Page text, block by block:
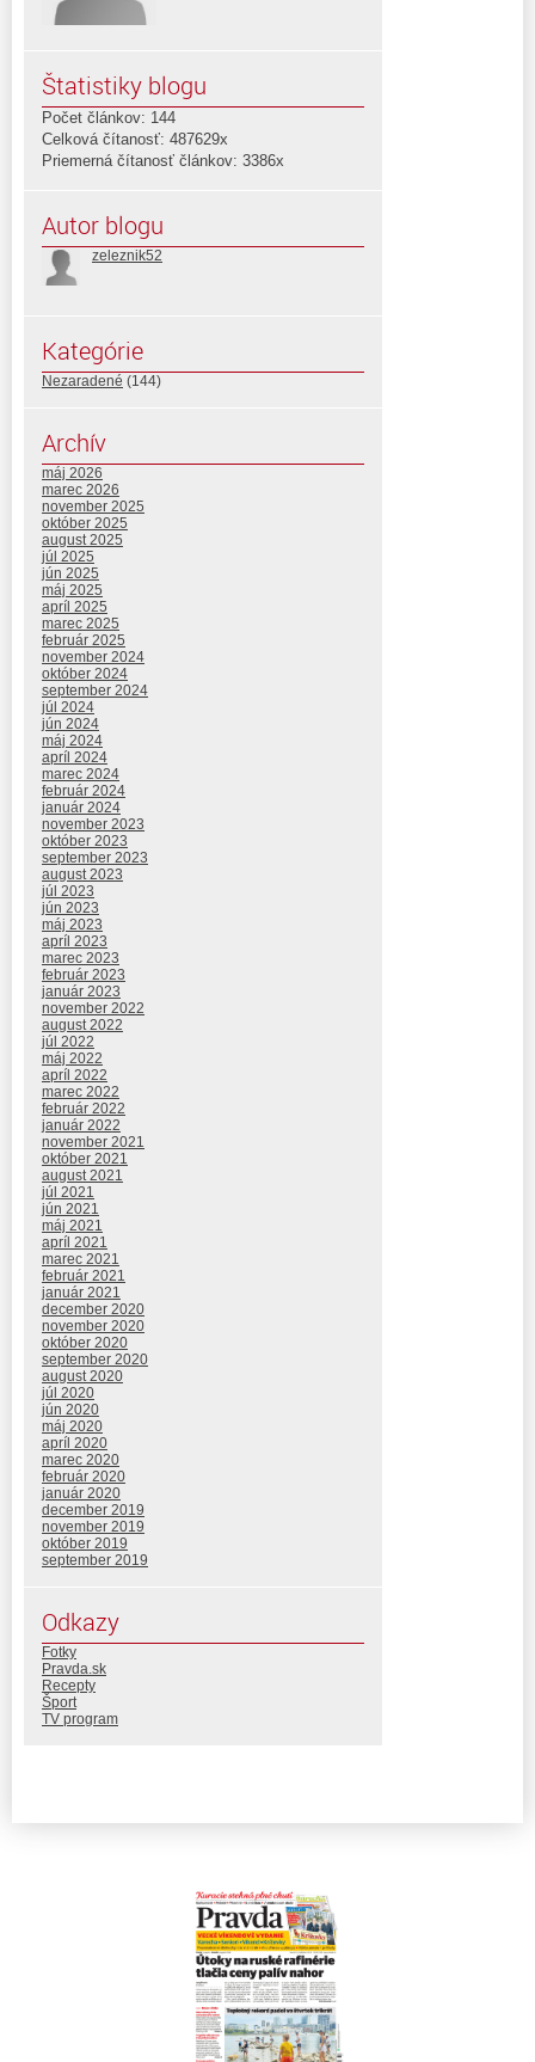
Štatistiky blogu
Počet článkov: 144
Celková čítanosť: 487629x
Priemerná čítanosť článkov: 3386x
Autor blogu
zeleznik52
Kategórie
Nezaradené (144)
Archív
máj 2026
marec 2026
november 2025
október 2025
august 2025
júl 2025
jún 2025
máj 2025
apríl 2025
marec 2025
február 2025
november 2024
október 2024
september 2024
júl 2024
jún 2024
máj 2024
apríl 2024
marec 2024
február 2024
január 2024
november 2023
október 2023
september 2023
august 2023
júl 2023
jún 2023
máj 2023
apríl 2023
marec 2023
február 2023
január 2023
november 2022
august 2022
júl 2022
máj 2022
apríl 2022
marec 2022
február 2022
január 2022
november 2021
október 2021
august 2021
júl 2021
jún 2021
máj 2021
apríl 2021
marec 2021
február 2021
január 2021
december 2020
november 2020
október 2020
september 2020
august 2020
júl 2020
jún 2020
máj 2020
apríl 2020
marec 2020
február 2020
január 2020
december 2019
november 2019
október 2019
september 2019
Odkazy
Fotky
Pravda.sk
Recepty
Šport
TV program